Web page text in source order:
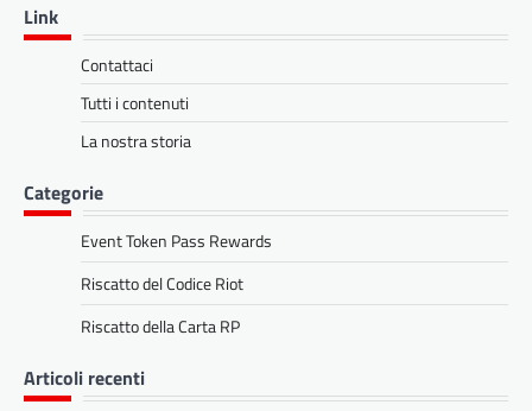
Link
Contattaci
Tutti i contenuti
La nostra storia
Categorie
Event Token Pass Rewards
Riscatto del Codice Riot
Riscatto della Carta RP
Articoli recenti